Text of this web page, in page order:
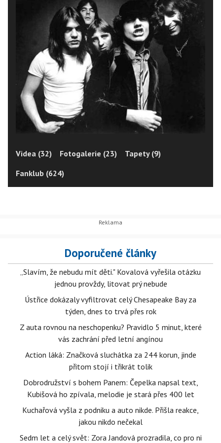
Videa (32) Fotogalerie (23)
Tapety (9)
Fanklub (624)
Doporučené články
„Slavím, že nebudu mít děti." Kovalová vyřešila otázku
jednou provždy, litovat prý nebude
Ústřice dokázaly vyfiltrovat celý Chesapeake Bay za
týden, dnes to trvá přes rok
Z auta rovnou na neschopenku? Pravidlo 5 minut, které
vás zachrání před letní angínou
Action láká: Značková sluchátka za 244 korun, jinde
přitom stojí i třikrát tolik
Dobrodružství s bohem Panem: Čepelka napsal text,
Kubišová ho zpívala, melodie je stará přes 400 let
Kuchařová vyšla z podniku a auto nikde. Přišla reakce,
jakou nikdo nečekal
Sedm let a celý svět: Zora Jandová prozradila, co pro ni